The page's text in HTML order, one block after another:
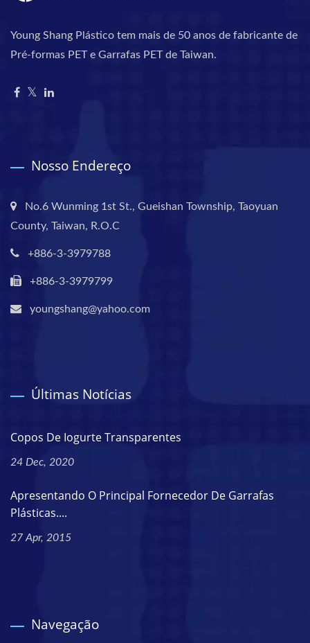
Young Shang Plástico tem mais de 50 anos de fabricante de
Pré-formas PET e Garrafas PET de Taiwan.
Nosso Endereço
No.6 Wunming 1st St., Gueishan Township, Taoyuan
County, Taiwan, R.O.C
+886-3-3979788
+886-3-3979799
youngshang@yahoo.com
Últimas Notícias
Copos De Iogurte Transparentes
24 Dec, 2020
Apresentando O Principal Fornecedor De Garrafas
Plásticas....
27 Apr, 2015
Navegação